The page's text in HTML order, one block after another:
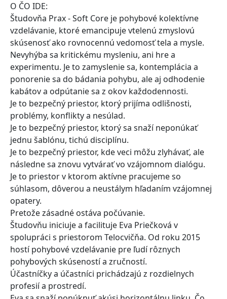
O ČO IDE:
Študovňa Prax - Soft Core je pohybové kolektívne
vzdelávanie, ktoré emancipuje vtelenú zmyslovú
skúsenosť ako rovnocennú vedomosť tela a mysle.
Nevyhýba sa kritickému mysleniu, ani hre a
experimentu. Je to zamyslenie sa, kontemplácia a
ponorenie sa do bádania pohybu, ale aj odhodenie
kabátov a odpútanie sa z okov každodennosti.
Je to bezpečný priestor, ktorý prijíma odlišnosti,
problémy, konflikty a nesúlad.
Je to bezpečný priestor, ktorý sa snaží neponúkať
jednu šablónu, tichú disciplínu.
Je to bezpečný priestor, kde veci môžu zlyhávať, ale
následne sa znovu vytvárať vo vzájomnom dialógu.
Je to priestor v ktorom aktívne pracujeme so
súhlasom, dôverou a neustálym hľadaním vzájomnej
opatery.
Pretože zásadné ostáva počúvanie.
Študovňu iniciuje a facilituje Eva Priečková v
spolupráci s priestorom Telocvičňa. Od roku 2015
hostí pohybové vzdelávanie pre ľudí rôznych
pohybových skúseností a zručností.
Účastníčky a účastníci prichádzajú z rozdielnych
profesií a prostredí.